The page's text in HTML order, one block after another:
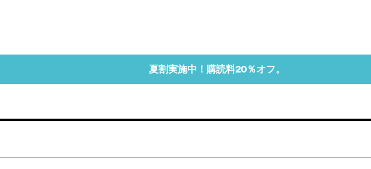
夏割実施中！購読料20％オフ。